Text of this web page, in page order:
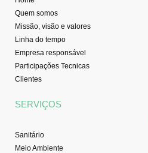
Quem somos
Missão, visão e valores
Linha do tempo
Empresa responsável
Participações Tecnicas
Clientes
SERVIÇOS
Sanitário
Meio Ambiente